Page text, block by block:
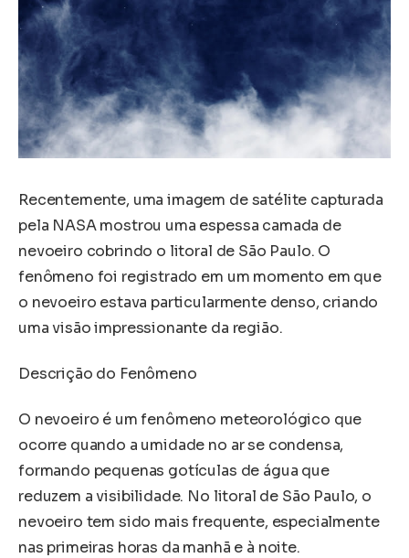
Recentemente, uma imagem de satélite capturada
pela NASA mostrou uma espessa camada de
nevoeiro cobrindo o litoral de São Paulo. O
fenômeno foi registrado em um momento em que
o nevoeiro estava particularmente denso, criando
uma visão impressionante da região.
Descrição do Fenômeno
O nevoeiro é um fenômeno meteorológico que
ocorre quando a umidade no ar se condensa,
formando pequenas gotículas de água que
reduzem a visibilidade. No litoral de São Paulo, o
nevoeiro tem sido mais frequente, especialmente
nas primeiras horas da manhã e à noite.